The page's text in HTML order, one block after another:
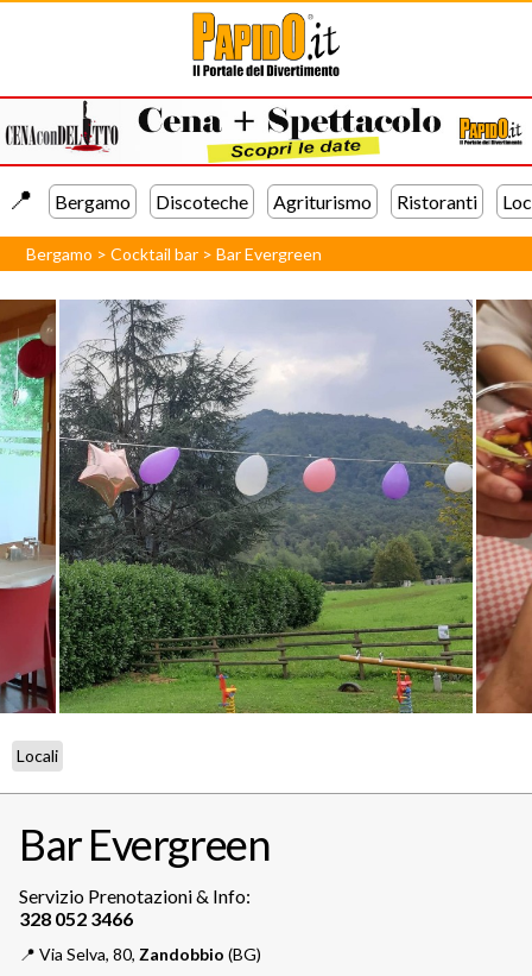
📍️ Bergamo Discoteche Agriturismo Ristoranti
Bergamo >Cocktail bar >Bar Evergreen
Locali
Bar Evergreen
Servizio Prenotazioni & Info:
📍️ Via Selva, 80, Zandobbio (BG)